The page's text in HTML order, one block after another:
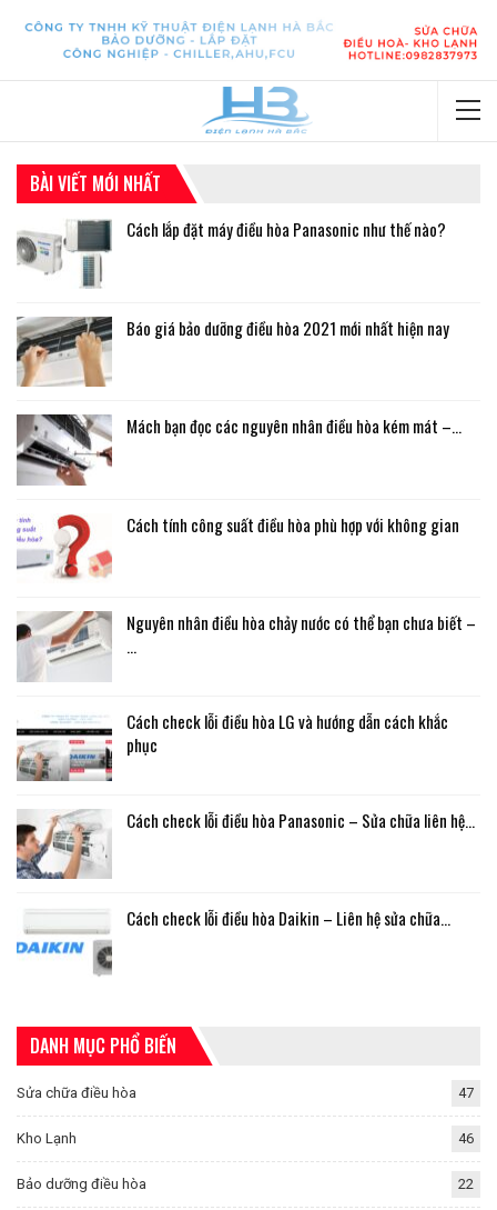
BÀI VIẾT MỚI NHẤT
Cách lắp đặt máy điều hòa Panasonic như thế nào?
Báo giá bảo dưỡng điều hòa 2021 mới nhất hiện nay
Mách bạn đọc các nguyên nhân điều hòa kém mát –…
Cách tính công suất điều hòa phù hợp với không gian
Nguyên nhân điều hòa chảy nước có thể bạn chưa biết –
…
Cách check lỗi điều hòa LG và hướng dẫn cách khắc
phục
Cách check lỗi điều hòa Panasonic – Sửa chữa liên hệ…
Cách check lỗi điều hòa Daikin – Liên hệ sửa chữa…
DANH MỤC PHỔ BIẾN
Sửa chữa điều hòa 47
Kho Lạnh 46
Bảo dưỡng điều hòa 22